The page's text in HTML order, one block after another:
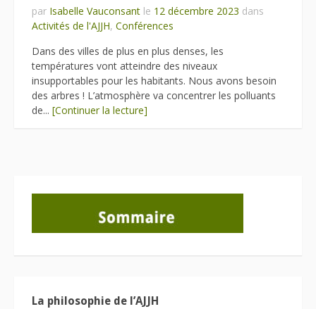
par Isabelle Vauconsant le 12 décembre 2023 dans
Activités de l'AJJH, Conférences
Dans des villes de plus en plus denses, les
températures vont atteindre des niveaux
insupportables pour les habitants. Nous avons besoin
des arbres ! L’atmosphère va concentrer les polluants
de... [Continuer la lecture]
La philosophie de l’AJJH